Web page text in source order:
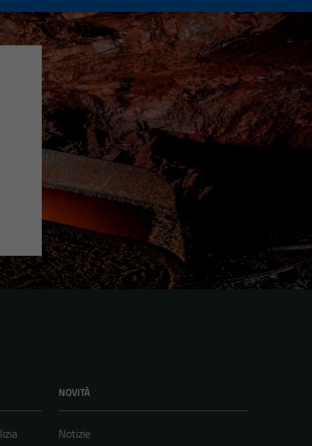
NOVITÀ
Notizie